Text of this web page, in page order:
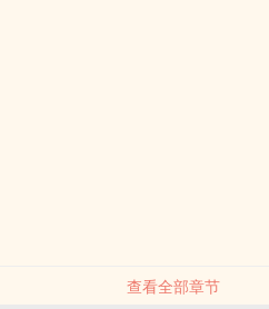
查看全部章节